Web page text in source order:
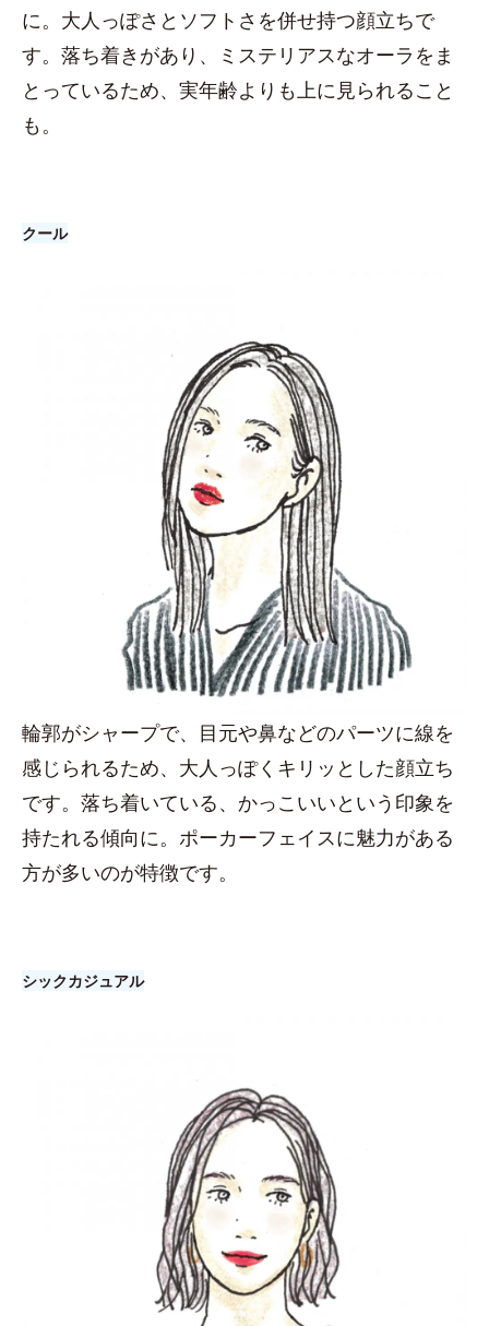
に。大人っぽさとソフトさを併せ持つ顔立ちで
す。落ち着きがあり、ミステリアスなオーラをま
とっているため、実年齢よりも上に見られること
も。
クール
輪郭がシャープで、目元や鼻などのパーツに線を
感じられるため、大人っぽくキリッとした顔立ち
です。落ち着いている、かっこいいという印象を
持たれる傾向に。ポーカーフェイスに魅力がある
方が多いのが特徴です。
シックカジュアル